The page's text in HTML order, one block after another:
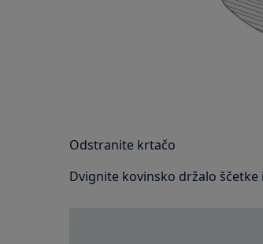
Odstranite krtačo
Dvignite kovinsko držalo